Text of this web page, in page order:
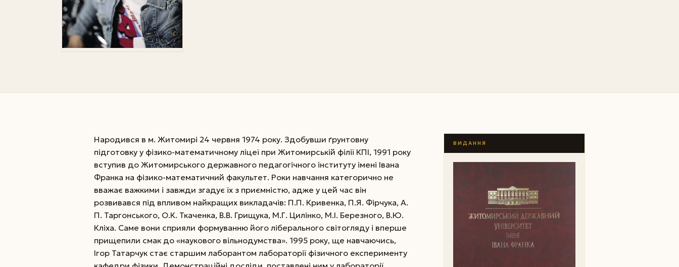
Народився в м. Житомирі 24 червня 1974 року. Здобувши ґрунтовну
підготовку у фізико-математичному ліцеї при Житомирській філії КПІ, 1991 року
вступив до Житомирського державного педагогічного інституту імені Івана
Франка на фізико-математичний факультет. Роки навчання категорично не
вважає важкими і завжди згадує їх з приємністю, адже у цей час він
розвивався під впливом найкращих викладачів: П.П. Кривенка, П.Я. Фірчука, А.
П. Таргонського, О.К. Ткаченка, В.В. Грищука, М.Г. Цилінко, М.І. Березного, В.Ю.
Кліха. Саме вони сприяли формуванню його ліберального світогляду і вперше
прищепили смак до «наукового вільнодумства». 1995 року, ще навчаючись,
Ігор Татарчук стає старшим лаборантом лабораторії фізичного експерименту
ВИДАННЯ